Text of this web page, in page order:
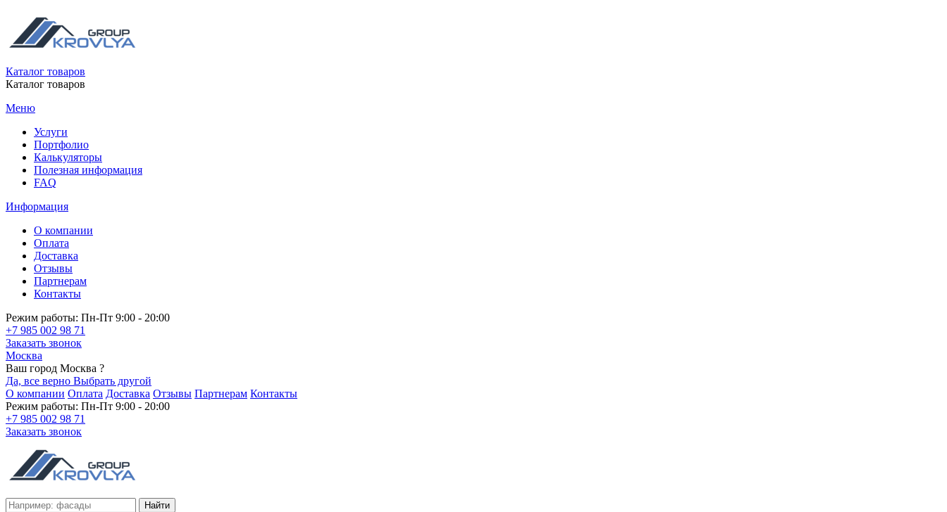
Каталог товаров
Каталог товаров
Меню
Услуги
Портфолио
Калькуляторы
Полезная информация
FAQ
Информация
О компании
Оплата
Доставка
Отзывы
Партнерам
Контакты
Режим работы: Пн-Пт 9:00 - 20:00
+7 985 002 98 71
Заказать звонок
Москва
Ваш город Москва ?
Да, все верно Выбрать другой
О компании Оплата Доставка Отзывы Партнерам Контакты
Режим работы: Пн-Пт 9:00 - 20:00
+7 985 002 98 71
Заказать звонок
Найти